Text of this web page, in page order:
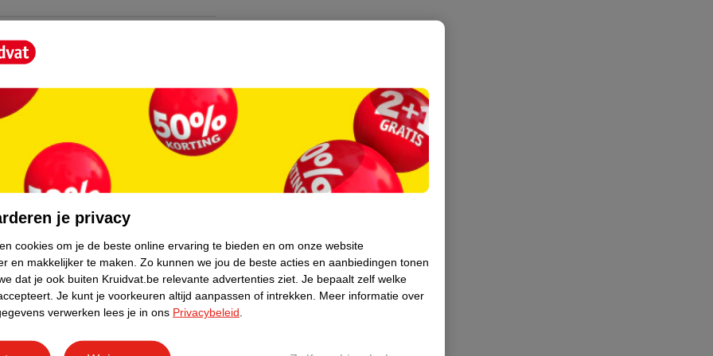
tot een rijke schuim ontstaat. Spoel grondig
Vermijd contact met de ogen.
je privacy
cookies om je de beste online ervaring te bieden en om onze website
en makkelijker te maken. Zo kunnen we jou de beste acties en aanbiedingen tonen
dat je ook buiten Kruidvat.be relevante advertenties ziet. Je bepaalt zelf welke
Je kunt je voorkeuren altijd aanpassen of intrekken.
Meer informatie over
verwerken lees je in ons Privacybeleid